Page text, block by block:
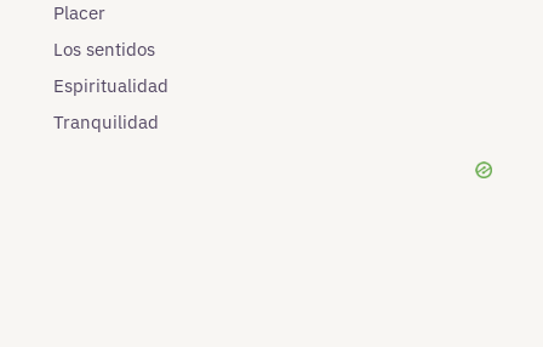
Placer
Los sentidos
Espiritualidad
Tranquilidad